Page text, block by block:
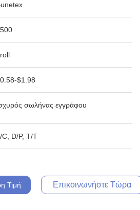
$1.98
σωλήνας εγγράφου
C, D/P, T/T
Τιμή Επικοινωνήστε Τώρα